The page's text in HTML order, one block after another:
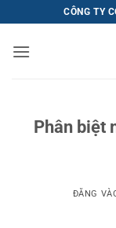
qua
nội
CÔNG TY
Phân biệt
ĐĂNG